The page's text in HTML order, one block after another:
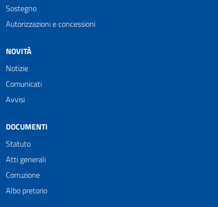
Sostegno
Autorizzazioni e concessioni
NOVITÀ
Notizie
Comunicati
Avvisi
DOCUMENTI
Statuto
Atti generali
Corruzione
Albo pretorio